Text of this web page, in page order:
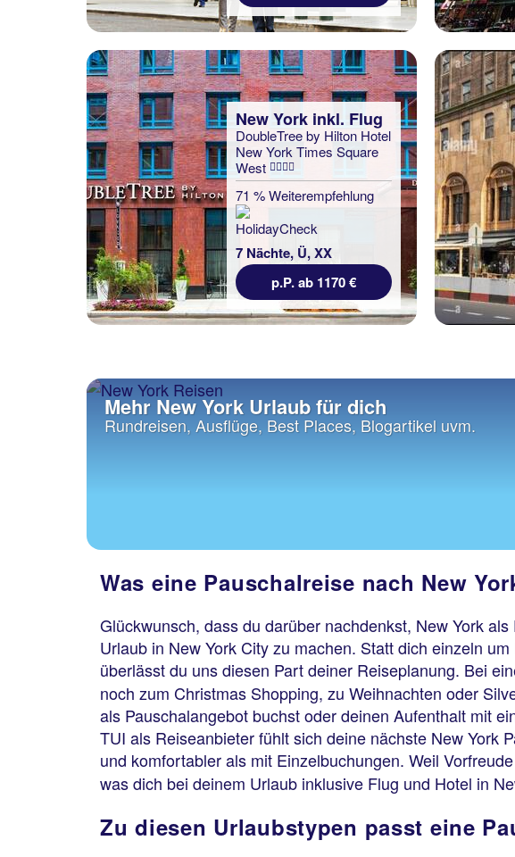
New York inkl. Flug
DoubleTree by Hilton Hotel
New York Times Square
West
71 % Weiterempfehlung
7 Nächte, Ü, XX
p.P. ab 1170 €
Mehr New York Urlaub für dich
Rundreisen, Ausflüge, Best Places, Blogartikel uvm.
Was eine Pauschalreise nach New
Glückwunsch, dass du darüber nachdenkst, New York
Urlaub in New York City zu machen. Statt dich einzeln
überlässt du uns diesen Part deiner Reiseplanung. Bei
noch zum Christmas Shopping, zu Weihnachten oder
als Pauschalangebot buchst oder deinen Aufenthalt mit
TUI als Reiseanbieter fühlt sich deine nächste New York
und komfortabler als mit Einzelbuchungen. Weil
was dich bei deinem Urlaub inklusive Flug und Hotel in
Zu diesen Urlaubstypen passt eine